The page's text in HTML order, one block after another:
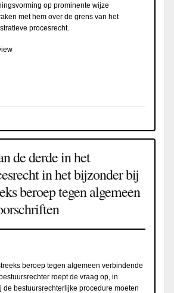
op prominente wijze
met hem over de grens van het
procesrecht.
de derde in het
in het bijzonder bij
beroep tegen algemeen
beroep tegen algemeen verbindende
roept de vraag op, in
de bestuursrechterlijke procedure moeten